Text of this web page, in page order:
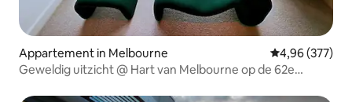
Appartement in Melbourne Gemiddelde
4,96 (377)
Geweldig uitzicht @ Hart van Melbourne op de 62e